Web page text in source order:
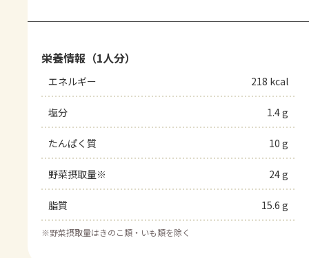
栄養情報（1人分）
エネルギー 218 kcal
塩分 1.4 g
たんぱく質 10 g
野菜摂取量※ 24 g
脂質 15.6 g
※野菜摂取量はきのこ類・いも類を除く